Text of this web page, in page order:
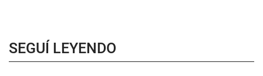
SEGUÍ LEYENDO